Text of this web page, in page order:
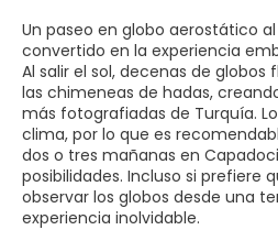
Un paseo en globo aerostático
convertido en la experiencia
Al salir el sol, decenas de globos
las chimeneas de hadas,
más fotografiadas de Turquía.
clima, por lo que es
dos o tres mañanas en
posibilidades. Incluso si prefiere
observar los globos desde una
experiencia inolvidable.